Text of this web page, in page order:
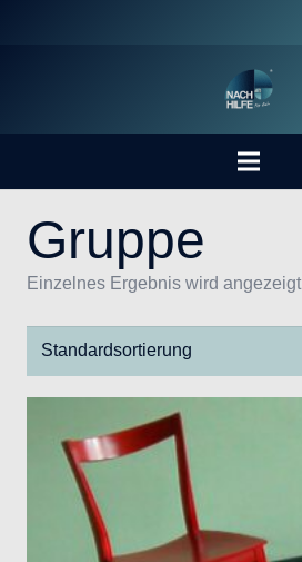
Gruppe
Einzelnes Ergebnis wird angezeigt